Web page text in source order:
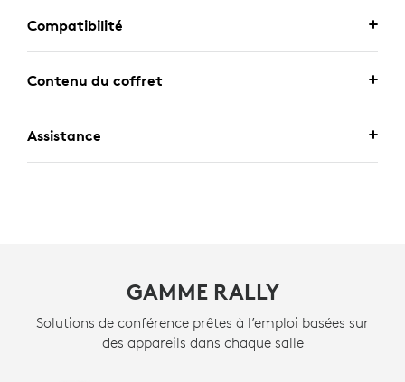
Compatibilité
Contenu du coffret
Assistance
GAMME RALLY
Solutions de conférence prêtes à l’emploi basées sur
des appareils dans chaque salle